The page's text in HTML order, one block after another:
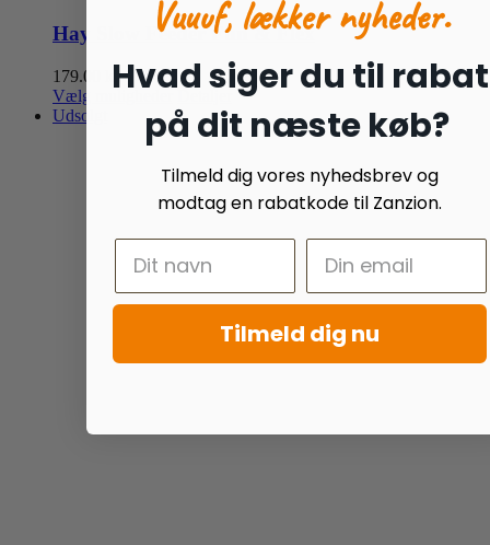
Hay Slow Feeder Fun & Flex
179.00
kr.
Vælg muligheder
vare
har
varianter.
Mulighederne
kan
varesiden
Udsolgt
Vuuuf, lækker nyheder.
Hvad siger du til rabat
på dit næste køb?
Tilmeld dig vores nyhedsbrev og
modtag en rabatkode til Zanzion.
Tilmeld dig nu